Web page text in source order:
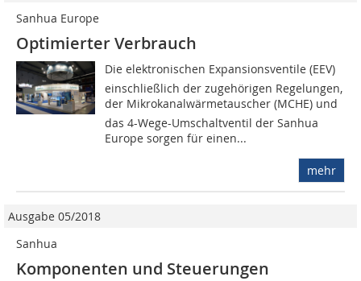
Sanhua Europe
Optimierter Verbrauch
Die elektronischen Expansionsventile (EEV)
einschließlich der zugehörigen Regelungen,
der Mikrokanalwärmetauscher (MCHE) und
das 4-Wege-Umschaltventil der Sanhua
Europe sorgen für einen...
mehr
Ausgabe 05/2018
Sanhua
Komponenten und Steuerungen